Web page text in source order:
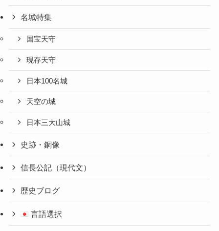
名城特集
国宝天守
現存天守
日本100名城
天空の城
日本三大山城
史跡・銅像
信長公記（現代文）
歴史ブログ
言語選択